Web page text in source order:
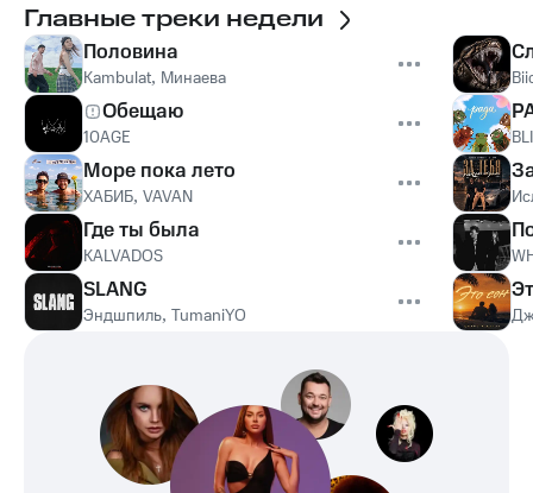
Главные треки недели
Половина
Kambulat, Минаева
Обещаю
10AGE
Море пока лето
ХАБИБ, VAVAN
Где ты была
KALVADOS
SLANG
Эндшпиль, TumaniYO